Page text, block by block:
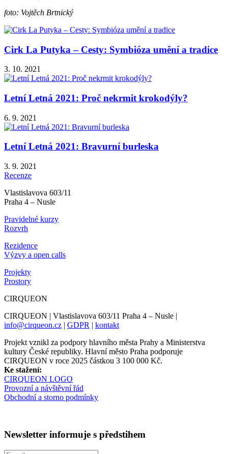
foto: Vojtěch Brtnický
Cirk La Putyka – Cesty: Symbióza umění a tradice
3. 10. 2021
Letní Letná 2021: Proč nekrmit krokodýly?
6. 9. 2021
Letní Letná 2021: Bravurní burleska
3. 9. 2021
Recenze
Vlastislavova 603/11
Praha 4 – Nusle
Pravidelné kurzy
Rozvrh
Rezidence
Výzvy a open calls
Projekty
Prostory
CIRQUEON
CIRQUEON | Vlastislavova 603/11 Praha 4 – Nusle |
info@cirqueon.cz | GDPR | kontakt
Projekt vznikl za podpory hlavního města Prahy a Ministerstva
kultury České republiky. Hlavní město Praha podporuje
CIRQUEON v roce 2025 částkou 3 100 000 Kč.
Ke stažení:
CIRQUEON LOGO
Provozní a návštěvní řád
Obchodní a storno podmínky
Newsletter informuje s předstihem